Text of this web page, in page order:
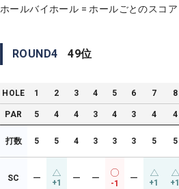
ホールバイホール = ホールごとのスコア
ROUND4 49位
HOLE 1 2 3 4 5 6 7 8
PAR 5 4 4 3 4 3 4 4
打数 5 5 4 3 3 3 5 5
SC ー +1 ー ー
-1
ー +1 +1